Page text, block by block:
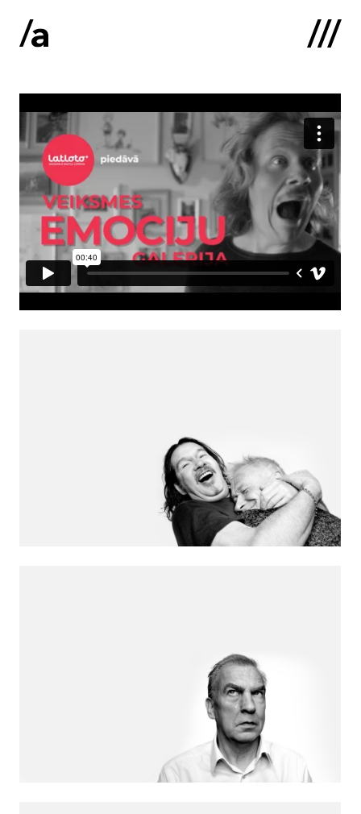
:
Sākums
Par mums
Kontakti
Portfolio